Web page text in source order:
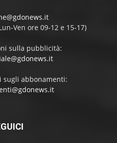
Ven ore 09-12 e 15-17)
sulla pubblicità:
sugli abbonamenti: